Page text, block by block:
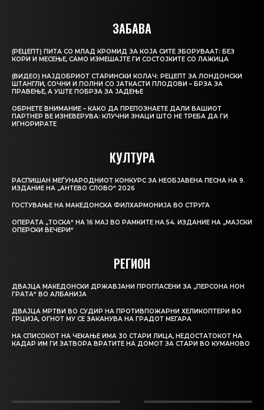
ЗАБАВА
(РЕЦЕПТ) ПИТА СО МЛАД КРОМИД ЗА КОЈА СИТЕ ЗБОРУВААТ: БЕЗ
КОРИ И МЕСЕЊЕ, САМО ИЗМЕШАЈТЕ ГИ СОСТОЈКИТЕ СО ЛАЖИЦА
(ВИДЕО) НАЈДОБРИОТ СТАРИНСКИ КОЛАЧ: РЕЦЕПТ ЗА ЛОНДОНСКИ
ШТАНГЛИ, СОЧНИ И ПОЛНИ СО ЈАТКАСТИ ПЛОДОВИ – БРЗА ЗА
ПРАВЕЊЕ, А УШТЕ ПОБРЗА ЗА ЈАДЕЊЕ
ОБРНЕТЕ ВНИМАНИЕ – КАКО ДА ПРЕПОЗНАЕТЕ ДАЛИ ВАШИОТ
ПАРТНЕР ВЕ ИЗНЕВЕРУВА: КЛУЧНИ ЗНАЦИ ШТО НЕ ТРЕБА ДА ГИ
ИГНОРИРАТЕ
КУЛТУРА
РАСПИШАН МЕЃУНАРОДНИОТ КОНКУРС ЗА НЕОБЈАВЕНА ПЕСНА НА 9.
ИЗДАНИЕ НА „АНТЕВО СЛОВО“ 2026
ГОСТУВАЊЕ НА МАКЕДОНСКА ФИЛХАРМОНИЈА ВО СТРУГА
ОПЕРАТА „ТОСКА“ НА 16 МАЈ ВО РАМКИТЕ НА 54. ИЗДАНИЕ НА „МАЈСКИ
ОПЕРСКИ ВЕЧЕРИ“
РЕГИОН
ДВАЈЦА МАКЕДОНСКИ ДРЖАВЈАНИ ПРОГЛАСЕНИ ЗА „ПЕРСОНА НОН
ГРАТА“ ВО АЛБАНИЈА
ДВАЈЦА МРТВИ ВО СУДИР НА ПРОТИВПОЖАРНИ ХЕЛИКОПТЕРИ ВО
ГРЦИЈА, ОГНОТ МУ СЕ ЗАКАНУВА НА ГРАДОТ МЕГАРА
НА СПИСОКОТ НА ЧЕКАЊЕ ИМА 30 СТАРИ ЛИЦА, НЕДОСТАТОКОТ НА
КАДАР ИМ ГИ ЗАТВОРА ВРАТИТЕ НА ДОМОТ ЗА СТАРИ ВО КУМАНОВО